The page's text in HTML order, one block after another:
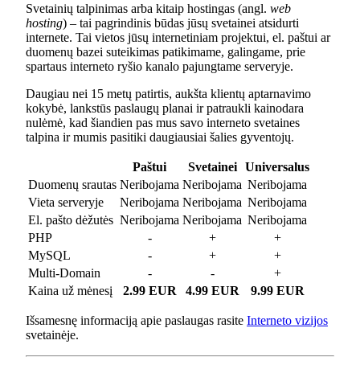
Svetainių talpinimas arba kitaip hostingas (angl. web
hosting) – tai pagrindinis būdas jūsų svetainei atsidurti
internete. Tai vietos jūsų internetiniam projektui, el. paštui ar
duomenų bazei suteikimas patikimame, galingame, prie
spartaus interneto ryšio kanalo pajungtame serveryje.
Daugiau nei 15 metų patirtis, aukšta klientų aptarnavimo
kokybė, lankstūs paslaugų planai ir patraukli kainodara
nulėmė, kad šiandien pas mus savo interneto svetaines
talpina ir mumis pasitiki daugiausiai šalies gyventojų.
Paštui Svetainei
Universalus
Duomenų srautas Neribojama Neribojama Neribojama
Vieta serveryje
Neribojama Neribojama Neribojama
El. pašto dėžutės Neribojama Neribojama Neribojama
PHP
- +
+
MySQL
- +
+
Multi-Domain
- -
+
Kaina už mėnesį
2.99 EUR 4.99 EUR 9.99 EUR
Išsamesnę informaciją apie paslaugas rasite Interneto vizijos
svetainėje.